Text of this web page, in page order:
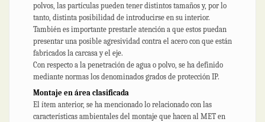
polvos, las partículas pueden tener distintos tamaños y, por lo
tanto, distinta posibilidad de introducirse en su interior.
También es importante prestarle atención a que estos puedan
presentar una posible agresividad contra el acero con que están
fabricados la carcasa y el eje.
Con respecto a la penetración de agua o polvo, se ha definido
mediante normas los denominados grados de protección IP.
Montaje en área clasificada
El ítem anterior, se ha mencionado lo relacionado con las
características ambientales del montaje que hacen al MET en